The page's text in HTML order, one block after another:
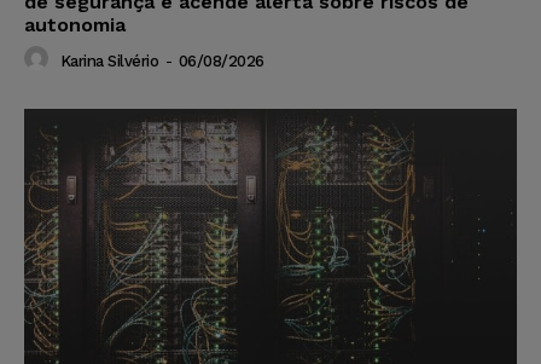
autonomia
Karina Silvério - 06/08/2026